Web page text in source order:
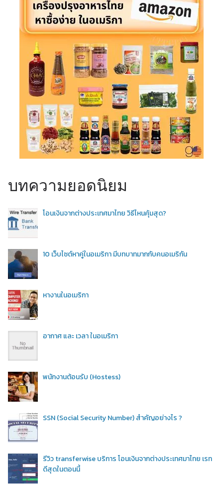
บทความยอดนิยม
โอนเงินจากต่างประเทศมาไทย วิธีไหนคุ้มสุด?
10 เว็บไซต์หาคู่ในอเมริกา มีบทบาทมากกับคนอเมริกัน
หางานในอเมริกา
อากาศ และ เวลา ในอเมริกา
พนักงานต้อนรับ (Hostess)
SSN (Social Security Number) สำคัญอย่างไร ?
รีวิว transferwise บริการ โอนเงินจากต่างประเทศมาไทย เรท
ดีสุดในตอนนี้